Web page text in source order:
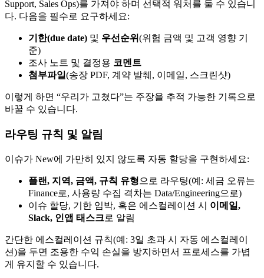
Support, Sales Ops)를 가져야 하며 선택적 워처를 둘 수 있습니
다. 다음을 필수로 요구하세요:
기한(due date) 및 우선순위 (위험 금액 및 고객 영향 기
준)
조사 노트 및 결정용 코멘트
첨부파일(송장 PDF, 계약 발췌, 이메일, 스크린샷)
이렇게 하면 “우리가 고쳤다”는 주장을 추적 가능한 기록으로
바꿀 수 있습니다.
라우팅 규칙 및 알림
이슈가 New에 가만히 있지 않도록 자동 할당을 구현하세요:
플랜, 지역, 금액, 규칙 유형 으로 라우팅(예: 세금 오류는
Finance로, 사용량 수집 격차는 Data/Engineering으로)
이슈 할당, 기한 임박, 혹은 에스컬레이션 시 이메일,
Slack, 인앱 태스크로 알림
간단한 에스컬레이션 규칙(예: 3일 초과 시 자동 에스컬레이
션)을 두면 조용한 수익 손실을 방지하면서 프로세스를 가볍
게 유지할 수 있습니다.